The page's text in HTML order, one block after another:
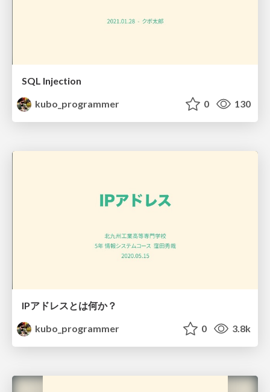
SQL Injection
kubo_programmer
0 130
IPアドレスとは何か？
kubo_programmer
0 3.8k